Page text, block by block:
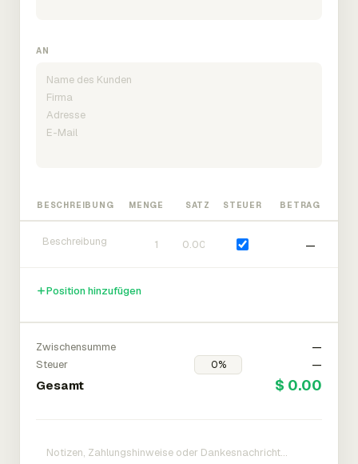
AN
BESCHREIBUNG MENGE SATZ STEUER BETRAG
—
Position hinzufügen
Zwischensumme
—
Steuer
—
Gesamt $ 0.00